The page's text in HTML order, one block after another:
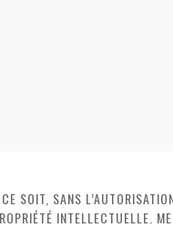
SOIT, SANS
INTELLECTUELLE.